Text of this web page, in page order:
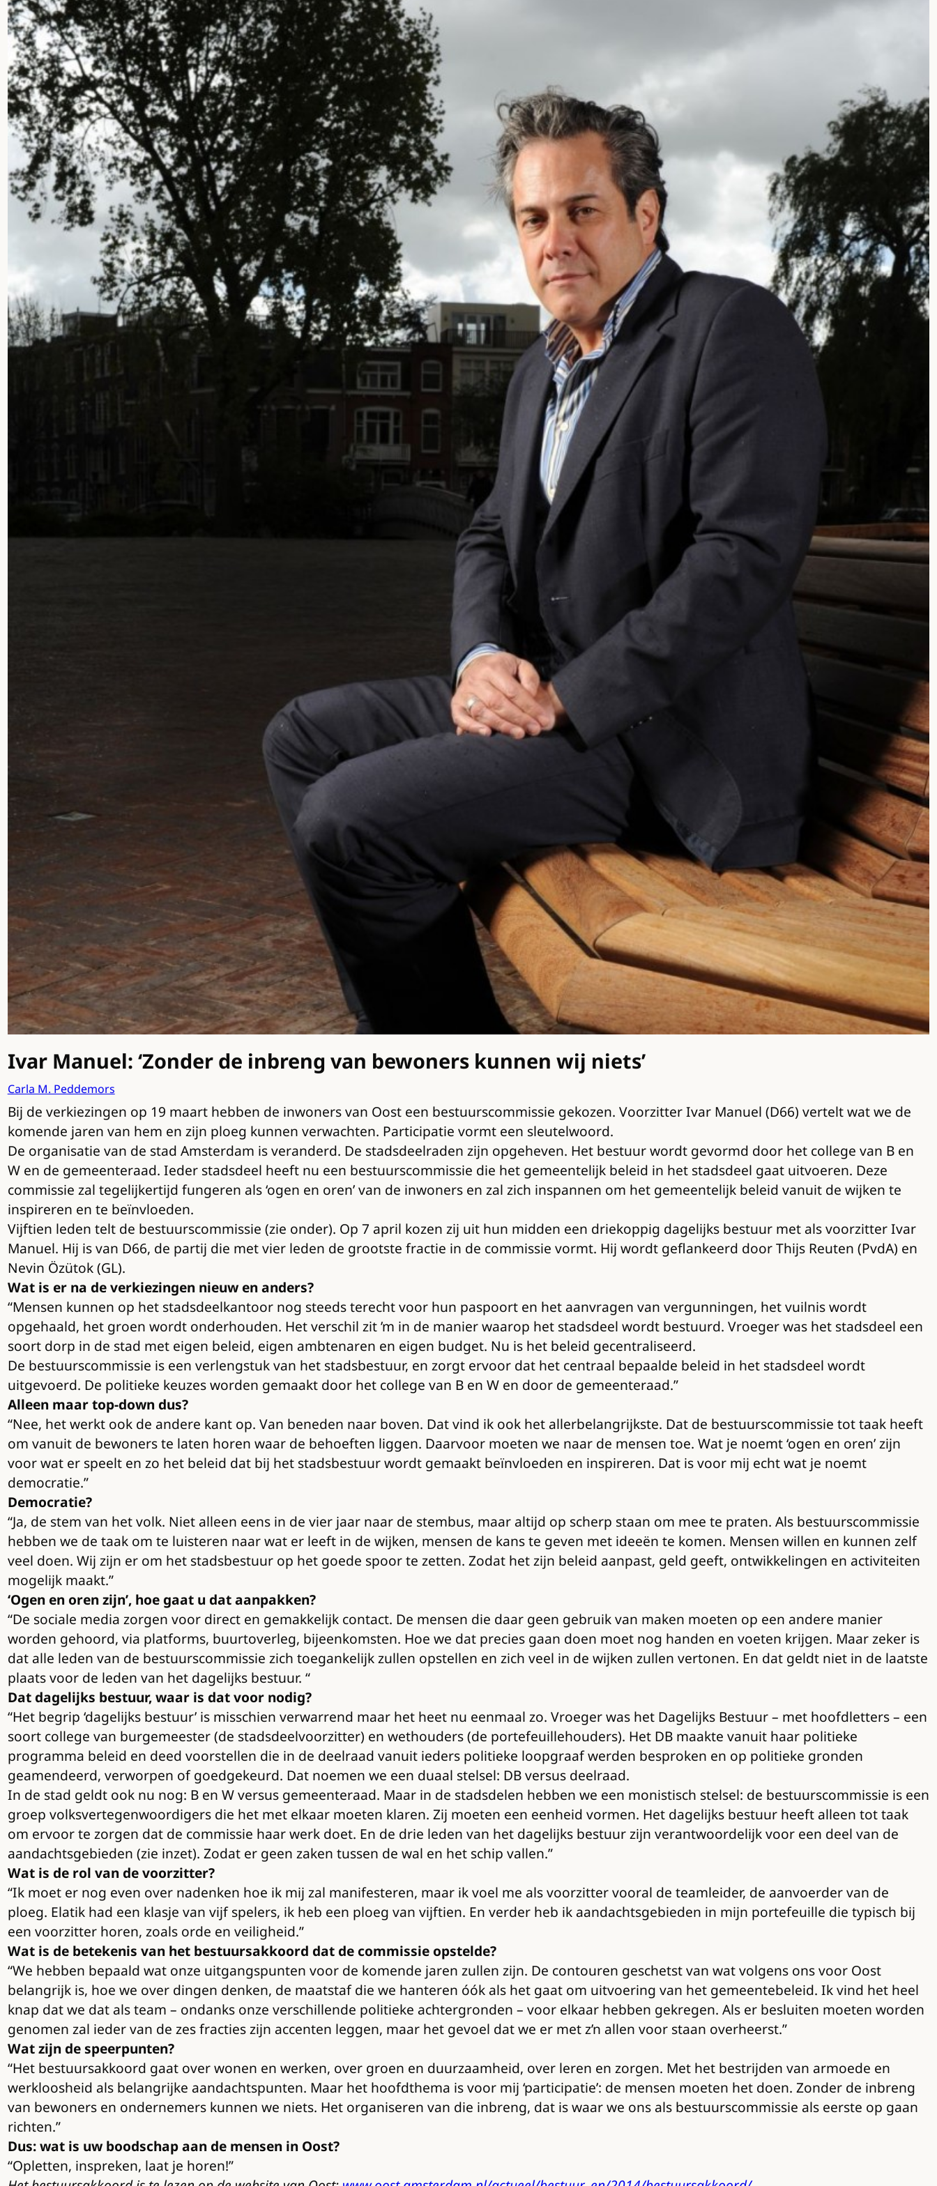
Ivar Manuel: ‘Zonder de inbreng van bewoners kunnen wij niets’
Carla M. Peddemors
Bij de verkiezingen op 19 maart hebben de inwoners van Oost een bestuurscommissie gekozen. Voorzitter Ivar Manuel (D66) vertelt wat we de
komende jaren van hem en zijn ploeg kunnen verwachten. Participatie vormt een sleutelwoord.
De organisatie van de stad Amsterdam is veranderd. De stadsdeelraden zijn opgeheven. Het bestuur wordt gevormd door het college van B en
W en de gemeenteraad. Ieder stadsdeel heeft nu een bestuurscommissie die het gemeentelijk beleid in het stadsdeel gaat uitvoeren. Deze
commissie zal tegelijkertijd fungeren als ‘ogen en oren’ van de inwoners en zal zich inspannen om het gemeentelijk beleid vanuit de wijken te
inspireren en te beïnvloeden.
Vijftien leden telt de bestuurscommissie (zie onder). Op 7 april kozen zij uit hun midden een driekoppig dagelijks bestuur met als voorzitter Ivar
Manuel. Hij is van D66, de partij die met vier leden de grootste fractie in de commissie vormt. Hij wordt geflankeerd door Thijs Reuten (PvdA) en
Nevin Özütok (GL).
Wat is er na de verkiezingen nieuw en anders?
“Mensen kunnen op het stadsdeelkantoor nog steeds terecht voor hun paspoort en het aanvragen van vergunningen, het vuilnis wordt
opgehaald, het groen wordt onderhouden. Het verschil zit ’m in de manier waarop het stadsdeel wordt bestuurd. Vroeger was het stadsdeel een
soort dorp in de stad met eigen beleid, eigen ambtenaren en eigen budget. Nu is het beleid gecentraliseerd.
De bestuurscommissie is een verlengstuk van het stadsbestuur, en zorgt ervoor dat het centraal bepaalde beleid in het stadsdeel wordt
uitgevoerd. De politieke keuzes worden gemaakt door het college van B en W en door de gemeenteraad.”
Alleen maar top-down dus?
“Nee, het werkt ook de andere kant op. Van beneden naar boven. Dat vind ik ook het allerbelangrijkste. Dat de bestuurscommissie tot taak heeft
om vanuit de bewoners te laten horen waar de behoeften liggen. Daarvoor moeten we naar de mensen toe. Wat je noemt ‘ogen en oren’ zijn
voor wat er speelt en zo het beleid dat bij het stadsbestuur wordt gemaakt beïnvloeden en inspireren. Dat is voor mij echt wat je noemt
democratie.”
Democratie?
“Ja, de stem van het volk. Niet alleen eens in de vier jaar naar de stembus, maar altijd op scherp staan om mee te praten. Als bestuurscommissie
hebben we de taak om te luisteren naar wat er leeft in de wijken, mensen de kans te geven met ideeën te komen. Mensen willen en kunnen zelf
veel doen. Wij zijn er om het stadsbestuur op het goede spoor te zetten. Zodat het zijn beleid aanpast, geld geeft, ontwikkelingen en activiteiten
mogelijk maakt.”
‘Ogen en oren zijn’, hoe gaat u dat aanpakken?
“De sociale media zorgen voor direct en gemakkelijk contact. De mensen die daar geen gebruik van maken moeten op een andere manier
worden gehoord, via platforms, buurtoverleg, bijeenkomsten. Hoe we dat precies gaan doen moet nog handen en voeten krijgen. Maar zeker is
dat alle leden van de bestuurscommissie zich toegankelijk zullen opstellen en zich veel in de wijken zullen vertonen. En dat geldt niet in de laatste
plaats voor de leden van het dagelijks bestuur. “
Dat dagelijks bestuur, waar is dat voor nodig?
“Het begrip ‘dagelijks bestuur’ is misschien verwarrend maar het heet nu eenmaal zo. Vroeger was het Dagelijks Bestuur – met hoofdletters – een
soort college van burgemeester (de stadsdeelvoorzitter) en wethouders (de portefeuillehouders). Het DB maakte vanuit haar politieke
programma beleid en deed voorstellen die in de deelraad vanuit ieders politieke loopgraaf werden besproken en op politieke gronden
geamendeerd, verworpen of goedgekeurd. Dat noemen we een duaal stelsel: DB versus deelraad.
In de stad geldt ook nu nog: B en W versus gemeenteraad. Maar in de stadsdelen hebben we een monistisch stelsel: de bestuurscommissie is een
groep volksvertegenwoordigers die het met elkaar moeten klaren. Zij moeten een eenheid vormen. Het dagelijks bestuur heeft alleen tot taak
om ervoor te zorgen dat de commissie haar werk doet. En de drie leden van het dagelijks bestuur zijn verantwoordelijk voor een deel van de
aandachtsgebieden (zie inzet). Zodat er geen zaken tussen de wal en het schip vallen.”
Wat is de rol van de voorzitter?
“Ik moet er nog even over nadenken hoe ik mij zal manifesteren, maar ik voel me als voorzitter vooral de teamleider, de aanvoerder van de
ploeg. Elatik had een klasje van vijf spelers, ik heb een ploeg van vijftien. En verder heb ik aandachtsgebieden in mijn portefeuille die typisch bij
een voorzitter horen, zoals orde en veiligheid.”
Wat is de betekenis van het bestuursakkoord dat de commissie opstelde?
“We hebben bepaald wat onze uitgangspunten voor de komende jaren zullen zijn. De contouren geschetst van wat volgens ons voor Oost
belangrijk is, hoe we over dingen denken, de maatstaf die we hanteren óók als het gaat om uitvoering van het gemeentebeleid. Ik vind het heel
knap dat we dat als team – ondanks onze verschillende politieke achtergronden – voor elkaar hebben gekregen. Als er besluiten moeten worden
genomen zal ieder van de zes fracties zijn accenten leggen, maar het gevoel dat we er met z’n allen voor staan overheerst.”
Wat zijn de speerpunten?
“Het bestuursakkoord gaat over wonen en werken, over groen en duurzaamheid, over leren en zorgen. Met het bestrijden van armoede en
werkloosheid als belangrijke aandachtspunten. Maar het hoofdthema is voor mij ‘participatie’: de mensen moeten het doen. Zonder de inbreng
van bewoners en ondernemers kunnen we niets. Het organiseren van die inbreng, dat is waar we ons als bestuurscommissie als eerste op gaan
richten.”
Dus: wat is uw boodschap aan de mensen in Oost?
“Opletten, inspreken, laat je horen!”